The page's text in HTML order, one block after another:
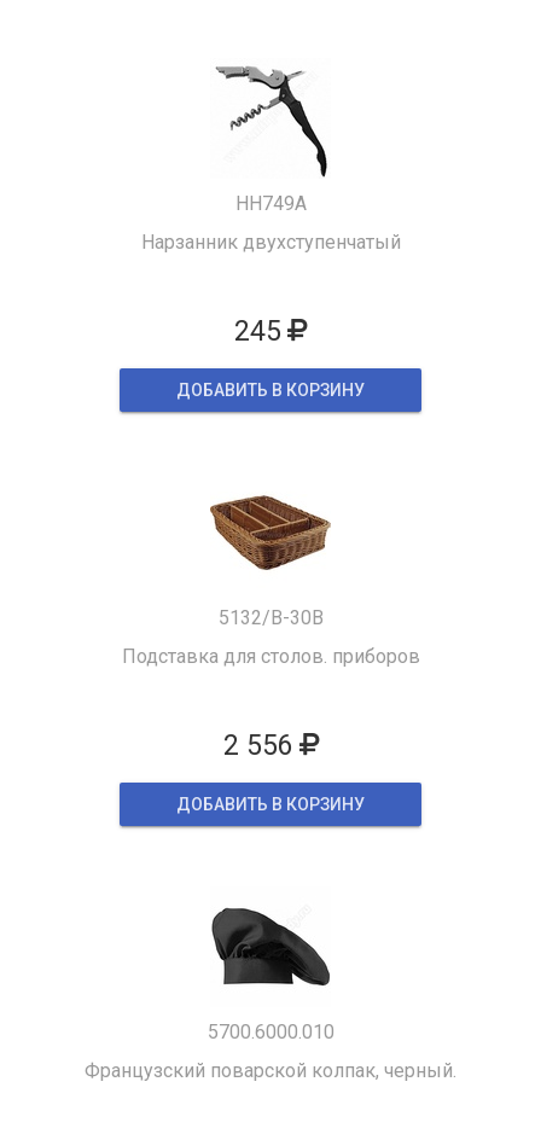
HH749A
Нарзанник двухступенчатый
245
ДОБАВИТЬ В КОРЗИНУ
5132/B-30B
Подставка для столов. приборов
2 556
ДОБАВИТЬ В КОРЗИНУ
5700.6000.010
Французский поварской колпак, черный.